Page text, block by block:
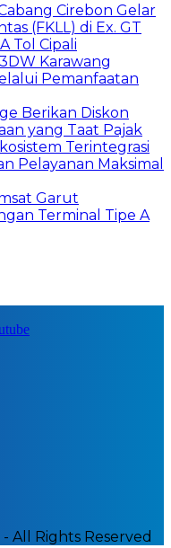
Cirebon Gelar
(FKLL) di Ex. GT
Tol Cipali
Karawang
Pemanfaatan
Berikan Diskon
yang Taat Pajak
Terintegrasi
Pelayanan Maksimal
Garut
Terminal Tipe A
All Rights Reserved